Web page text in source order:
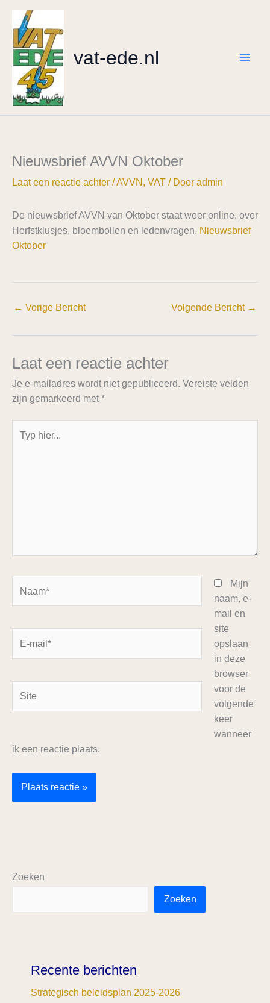
inhoud
vat-ede.nl
Nieuwsbrief AVVN Oktober
Laat een reactie achter /AVVN , VAT / Door admin
De nieuwsbrief AVVN van Oktober staat weer online. over
Herfstklusjes, bloembollen en ledenvragen. Nieuwsbrief
Oktober
← Vorige Bericht Volgende Bericht →
Laat een reactie achter
Je e-mailadres wordt niet gepubliceerd. Vereiste velden
zijn gemarkeerd met *
hier...
mail*
Mijn
naam, e-
mail en
site
opslaan
in deze
browser
voor de
volgende
keer
wanneer
ik een reactie plaats.
Zoeken
Zoeken
Recente berichten
Strategisch beleidsplan 2025-2026